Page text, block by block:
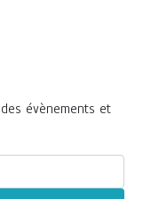
évènements et